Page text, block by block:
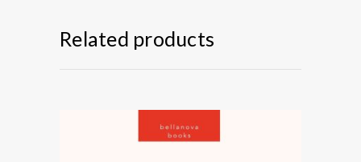
Related products